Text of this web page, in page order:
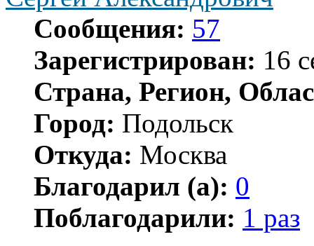
Сообщения: 57
Зарегистрирован: 16
Страна, Регион,
Город: Подольск
Откуда: Москва
Благодарил (а): 0
Поблагодарили: 1 раз